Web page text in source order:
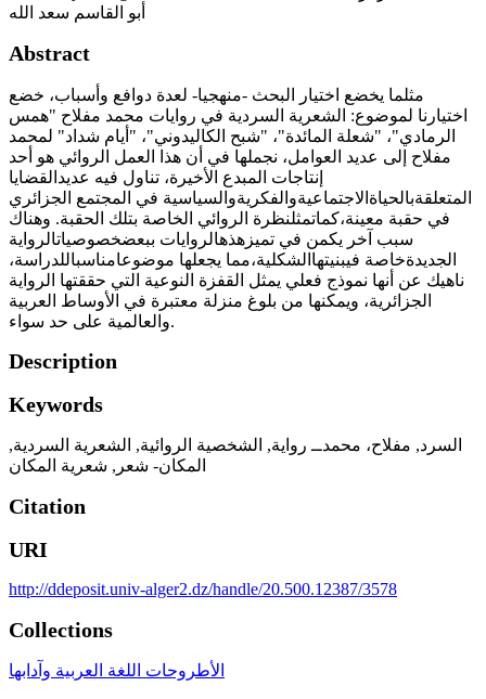
أبو القاسم سعد الله
Abstract
مثلما يخضع اختيار البحث -منهجيا- لعدة دوافع وأسباب، خضع
اختيارنا لموضوع: الشعرية السردية في روايات محمد مفلاح "همس
الرمادي"، "شعلة المائدة"، "شبح الكاليدوني"، "أيام شداد" لمحمد
مفلاح إلى عديد العوامل، نجملها في أن هذا العمل الروائي هو أحد
إنتاجات المبدع الأخيرة، تناول فيه عديدالقضايا
المتعلقةبالحياةالاجتماعيةوالفكريةوالسياسية في المجتمع الجزائري
في حقبة معينة،كماتمثلنظرة الروائي الخاصة بتلك الحقبة. وهناك
سبب آخر يكمن في تميزهذهالروايات ببعضخصوصياتالرواية
الجديدةخاصة فيبنيتهاالشكلية،مما يجعلها موضوعامناسباللدراسة،
ناهيك عن أنها نموذج فعلي يمثل القفزة النوعية التي حققتها الرواية
الجزائرية، ويمكنها من بلوغ منزلة معتبرة في الأوساط العربية
والعالمية على حد سواء.
Description
Keywords
السرد, مفلاح، محمدــ رواية, الشخصية الروائية, الشعرية السردية,
المكان- شعر , شعرية المكان
Citation
URI
http://ddeposit.univ-alger2.dz/handle/20.500.12387/3578
Collections
الأطروحات اللغة العربية وآدابها